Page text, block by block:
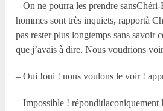
– On ne pourra les prendre
hommes sont très inquiets, rapportà
pas rester plus longtemps sans savoir
que j’avais à dire. Nous voudrions
– Oui !oui ! nous voulons le voir !
– Impossible ! réponditlaconiquement